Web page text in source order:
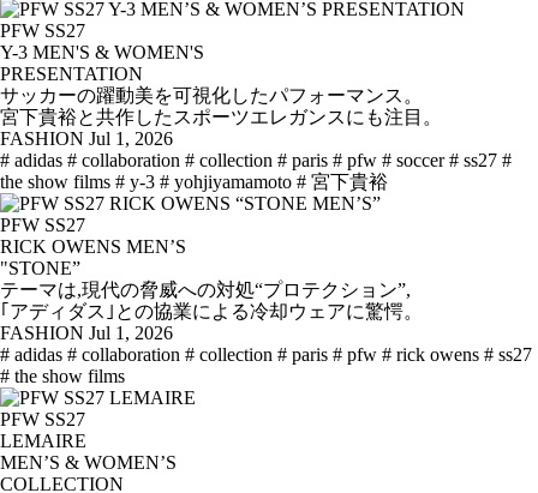
PFW SS27
Y-3 MEN'S & WOMEN'S
PRESENTATION
サッカーの躍動美を可視化したパフォーマンス。
宮下貴裕と共作したスポーツエレガンスにも注目。
FASHION Jul 1, 2026
# adidas # collaboration # collection # paris # pfw # soccer # ss27 #
the show films # y-3 # yohjiyamamoto # 宮下貴裕
PFW SS27
RICK OWENS MEN’S
"STONE”
テーマは,現代の脅威への対処“プロテクション”,
｢アディダス｣との協業による冷却ウェアに驚愕。
FASHION Jul 1, 2026
# adidas # collaboration # collection # paris # pfw # rick owens # ss27
# the show films
PFW SS27
LEMAIRE
MEN’S & WOMEN’S
COLLECTION